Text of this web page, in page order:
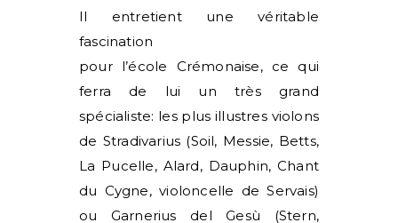
Il entretient une véritable
fascination
pour l’école Crémonaise, ce qui
ferra de lui un très grand
spécialiste: les plus illustres violons
de Stradivarius (Soil, Messie, Betts,
La Pucelle, Alard, Dauphin, Chant
du Cygne, violoncelle de Servais)
ou Garnerius del Gesù (Stern,